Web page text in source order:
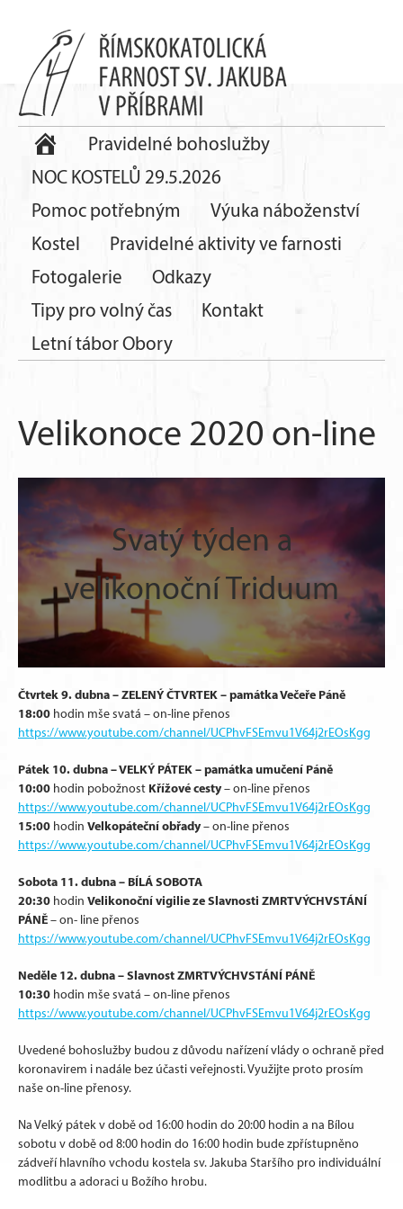
Pravidelné bohoslužby
NOC KOSTELŮ 29.5.2026
Pomoc potřebným
Výuka náboženství
Kostel
Pravidelné aktivity ve farnosti
Fotogalerie
Odkazy
Tipy pro volný čas
Kontakt
Letní tábor Obory
Velikonoce 2020 on-line
Svatý týden a
velikonoční Triduum
Čtvrtek 9. dubna – ZELENÝ ČTVRTEK – památka Večeře Páně
18:00 hodin mše svatá – on-line přenos
https://www.youtube.com/channel/UCPhvFSEmvu1V64j2rEOsKgg
Pátek 10. dubna – VELKÝ PÁTEK – památka umučení Páně
10:00 hodin pobožnost Křížové cesty– on-line přenos
https://www.youtube.com/channel/UCPhvFSEmvu1V64j2rEOsKgg
15:00 hodin Velkopáteční obřady– on-line přenos
https://www.youtube.com/channel/UCPhvFSEmvu1V64j2rEOsKgg
Sobota 11. dubna – BÍLÁ SOBOTA
20:30 hodin Velikonoční vigilie ze Slavnosti ZMRTVÝCHVSTÁNÍ
PÁNĚ– on- line přenos
https://www.youtube.com/channel/UCPhvFSEmvu1V64j2rEOsKgg
Neděle 12. dubna – Slavnost ZMRTVÝCHVSTÁNÍ PÁNĚ
10:30 hodin mše svatá – on-line přenos
https://www.youtube.com/channel/UCPhvFSEmvu1V64j2rEOsKgg
Uvedené bohoslužby budou z důvodu nařízení vlády o ochraně před
koronavirem i nadále bez účasti veřejnosti. Využijte proto prosím
naše on-line přenosy.
Na Velký pátek v době od 16:00 hodin do 20:00 hodin a na Bílou
sobotu v době od 8:00 hodin do 16:00 hodin bude zpřístupněno
zádveří hlavního vchodu kostela sv. Jakuba Staršího pro individuální
modlitbu a adoraci u Božího hrobu.